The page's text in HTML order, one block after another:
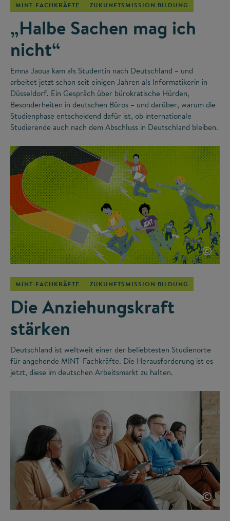
MINT-FACHKRÄFTE ZUKUNFTSMISSION BILDUNG
„Halbe Sachen mag ich
nicht“
Emna Jaoua kam als Studentin nach Deutschland – und
arbeitet jetzt schon seit einigen Jahren als Informatikerin in
Düsseldorf. Ein Gespräch über bürokratische Hürden,
Besonderheiten in deutschen Büros – und darüber, warum die
Studienphase entscheidend dafür ist, ob internationale
Studierende auch nach dem Abschluss in Deutschland bleiben.
©
MINT-FACHKRÄFTE ZUKUNFTSMISSION BILDUNG
Die Anziehungskraft
stärken
Deutschland ist weltweit einer der beliebtesten Studienorte
für angehende MINT-Fachkräfte. Die Herausforderung ist es
jetzt, diese im deutschen Arbeitsmarkt zu halten.
©